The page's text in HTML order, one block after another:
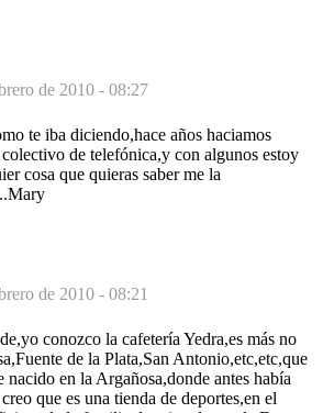
de 2010 - 08:27
te iba diciendo,hace años haciamos
de telefónica,y con algunos estoy
cosa que quieras saber me la
de 2010 - 08:21
conozco la cafetería Yedra,es más no
de la Plata,San Antonio,etc,etc,que
nacido en la Argañosa,donde antes había
que es una tienda de deportes,en el